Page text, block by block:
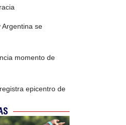
Argentina se
momento de
epicentro de